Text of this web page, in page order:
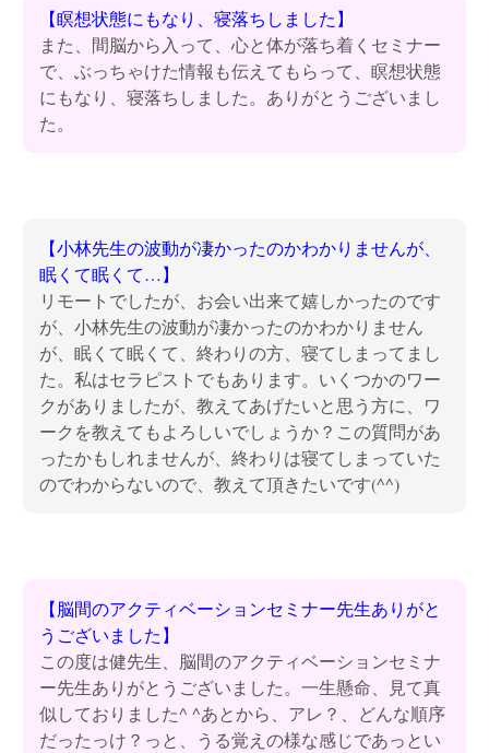
【瞑想状態にもなり、寝落ちしました】
また、間脳から入って、心と体が落ち着くセミナー
で、ぶっちゃけた情報も伝えてもらって、瞑想状態
にもなり、寝落ちしました。ありがとうございまし
た。
【小林先生の波動が凄かったのかわかりませんが、
眠くて眠くて…】
リモートでしたが、お会い出来て嬉しかったのです
が、小林先生の波動が凄かったのかわかりません
が、眠くて眠くて、終わりの方、寝てしまってまし
た。私はセラピストでもあります。いくつかのワー
クがありましたが、教えてあげたいと思う方に、ワ
ークを教えてもよろしいでしょうか？この質問があ
ったかもしれませんが、終わりは寝てしまっていた
のでわからないので、教えて頂きたいです(^^)
【脳間のアクティベーションセミナー先生ありがと
うございました】
この度は健先生、脳間のアクティベーションセミナ
ー先生ありがとうございました。一生懸命、見て真
似しておりました^ ^あとから、アレ？、どんな順序
だったっけ？っと、うる覚えの様な感じであっとい